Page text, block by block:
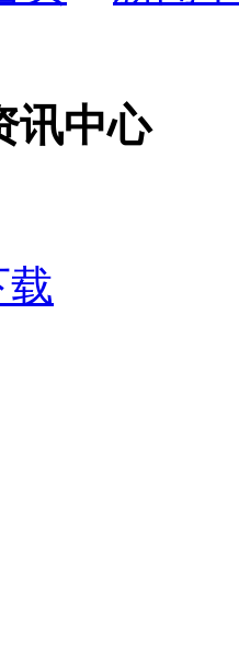
讯中心
载